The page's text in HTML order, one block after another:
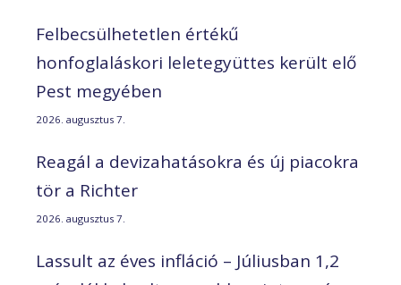
Felbecsülhetetlen értékű
honfoglaláskori leletegyüttes került elő
Pest megyében
2026. augusztus 7.
Reagál a devizahatásokra és új piacokra
tör a Richter
2026. augusztus 7.
Lassult az éves infláció – Júliusban 1,2